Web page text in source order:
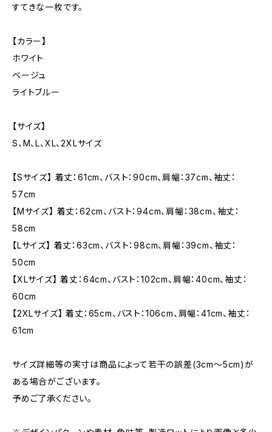
すてきな一枚です。
【カラー】
ホワイト
ベージュ
ライトブルー
【サイズ】
S、M、L、XL、2XLサイズ
【Sサイズ】 着丈：61cm、バスト：90cm、肩幅：37cm、袖丈：
57cm
【Mサイズ】 着丈：62cm、バスト：94cm、肩幅：38cm、袖丈：
58cm
【Lサイズ】 着丈：63cm、バスト：98cm、肩幅：39cm、袖丈：
50cm
【XLサイズ】 着丈：64cm、バスト：102cm、肩幅：40cm、袖丈：
60cm
【2XLサイズ】 着丈：65cm、バスト：106cm、肩幅：41cm、袖丈：
61cm
サイズ詳細等の実寸は商品によって若干の誤差(3cm〜5cm)が
ある場合がございます。
予めご了承ください。